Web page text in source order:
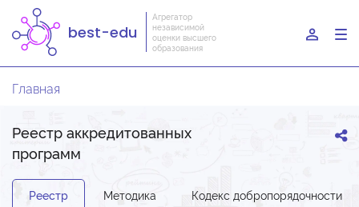
best-edu
Агрегатор
независимой
оценки высшего
образования
Главная
Реестр аккредитованных
программ
Реестр Методика Кодекс добропорядочности